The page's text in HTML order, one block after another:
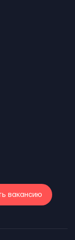
вакансию